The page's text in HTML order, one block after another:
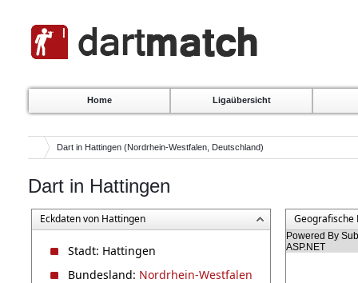
Home Ligaübersicht
Dart in Hattingen (Nordrhein-Westfalen, Deutschland)
Dart in Hattingen
Eckdaten von Hattingen
Stadt: Hattingen
Bundesland: Nordrhein-Westfalen
Geografische
Powered By
ASP.NET